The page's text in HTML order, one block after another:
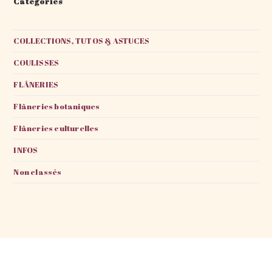
COLLECTIONS, TUTOS & ASTUCES
COULISSES
FLÂNERIES
Flâneries botaniques
Flâneries culturelles
INFOS
Non classés